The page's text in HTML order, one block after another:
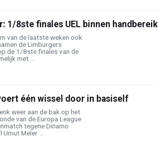
1/8ste finales UEL binnen handbereik
van de laatste weken ook
de Limburgers
de 1/8ste finales van de
met ...
één wissel door in basiself
weer aan de bak op het
van de Europa League
tegene Dinamo
Meler ...